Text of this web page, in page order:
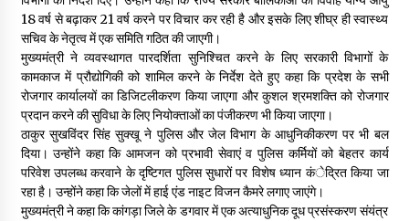
18 वर्ष से बढ़ाकर 21 वर्ष करने पर विचार कर रही है और इसके लिए शीघ्र ही स्वास्थ्य
सचिव के नेतृत्व में एक समिति गठित की जाएगी।
मुख्यमंत्री ने व्यवस्थागत पारदर्शिता सुनिश्चित करने के लिए सरकारी विभागों के
कामकाज में प्रौद्योगिकी को शामिल करने के निर्देश देते हुए कहा कि प्रदेश के सभी
रोजगार कार्यालयों का डिजिटलीकरण किया जाएगा और कुशल श्रमशक्ति को रोजगार
प्रदान करने की सुविधा के लिए नियोक्ताओं का पंजीकरण भी किया जाएगा।
ठाकुर सुखविंदर सिंह सुक्खू ने पुलिस और जेल विभाग के आधुनिकीकरण पर भी बल
दिया। उन्होंने कहा कि आमजन को प्रभावी सेवाएं व पुलिस कर्मियों को बेहतर कार्य
परिवेश उपलब्ध करवाने के दृष्टिगत पुलिस सुधारों पर विशेष ध्यान कंेद्रित किया जा
रहा है। उन्होंने कहा कि जेलों में हाई एंड नाइट विजन कैमरे लगाए जाएंगे।
मुख्यमंत्री ने कहा कि कांगड़ा जिले के डगवार में एक अत्याधुनिक दूध प्रसंस्करण संयंत्र